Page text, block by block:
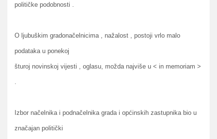
političke podobnosti .
O ljubuškim gradonačelnicima , nažalost , postoji vrlo malo
podataka u ponekoj
šturoj novinskoj vijesti , oglasu, možda najviše u < in memoriam >
Izbor načelnika i podnačelnika grada i općinskih zastupnika bio u
značajan politički